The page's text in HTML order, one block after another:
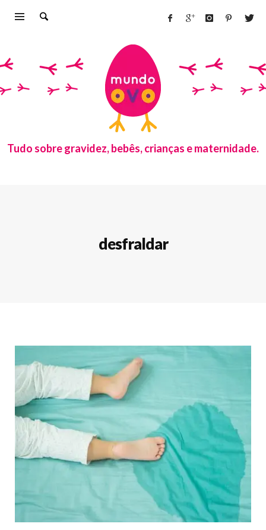
Tudo sobre gravidez, bebês, crianças e maternidade.
desfraldar